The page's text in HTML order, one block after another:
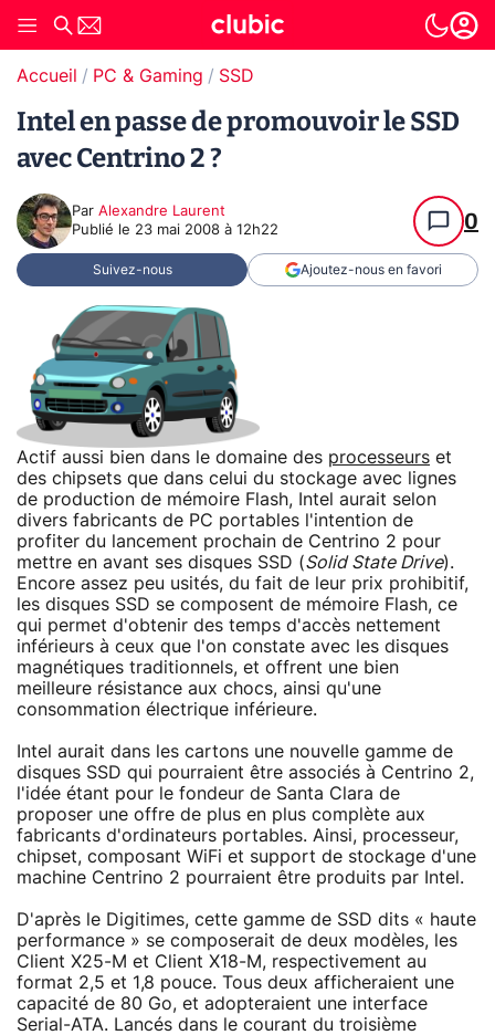
Accueil PC & Gaming SSD
Intel en passe de promouvoir le SSD
avec Centrino 2 ?
Par Alexandre Laurent
Publié le 23 mai 2008 à 12h22 0
Suivez-nous Ajoutez-nous en favori
Actif aussi bien dans le domaine des processeurs et
des chipsets que dans celui du stockage avec lignes
de production de mémoire Flash, Intel aurait selon
divers fabricants de PC portables l'intention de
profiter du lancement prochain de Centrino 2 pour
mettre en avant ses disques SSD (Solid State Drive).
Encore assez peu usités, du fait de leur prix prohibitif,
les disques SSD se composent de mémoire Flash, ce
qui permet d'obtenir des temps d'accès nettement
inférieurs à ceux que l'on constate avec les disques
magnétiques traditionnels, et offrent une bien
meilleure résistance aux chocs, ainsi qu'une
consommation électrique inférieure.
Intel aurait dans les cartons une nouvelle gamme de
disques SSD qui pourraient être associés à Centrino 2,
l'idée étant pour le fondeur de Santa Clara de
proposer une offre de plus en plus complète aux
fabricants d'ordinateurs portables. Ainsi, processeur,
chipset, composant WiFi et support de stockage d'une
machine Centrino 2 pourraient être produits par Intel.
D'après le Digitimes, cette gamme de SSD dits « haute
performance » se composerait de deux modèles, les
Client X25-M et Client X18-M, respectivement au
format 2,5 et 1,8 pouce. Tous deux afficheraient une
capacité de 80 Go, et adopteraient une interface
Serial-ATA. Lancés dans le courant du troisième